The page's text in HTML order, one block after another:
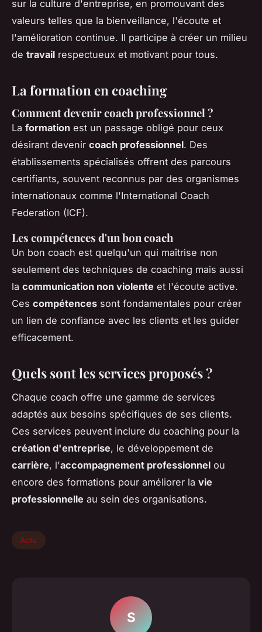
sur la culture d'entreprise, en promouvant des
valeurs telles que la bienveillance, l'écoute et
l'amélioration continue. Il participe à créer un milieu
de travail respectueux et motivant pour tous.
La formation en coaching
Comment devenir coach professionnel ?
La formation est un passage obligé pour ceux
désirant devenir coach professionnel. Des
établissements spécialisés offrent des parcours
certifiants, souvent reconnus par des organismes
internationaux comme l'International Coach
Federation (ICF).
Les compétences d'un bon coach
Un bon coach est quelqu'un qui maîtrise non
seulement des techniques de coaching mais aussi
la communication non violente et l'écoute active.
Ces compétences sont fondamentales pour créer
un lien de confiance avec les clients et les guider
efficacement.
Quels sont les services proposés ?
Chaque coach offre une gamme de services
adaptés aux besoins spécifiques de ses clients.
Ces services peuvent inclure du coaching pour la
création d'entreprise, le développement de
carrière, l'accompagnement professionnel ou
encore des formations pour améliorer la vie
professionnelle au sein des organisations.
Actu
S